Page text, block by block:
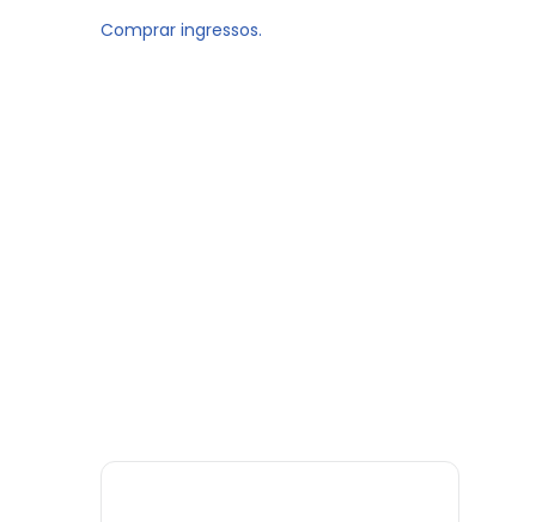
Comprar ingressos.